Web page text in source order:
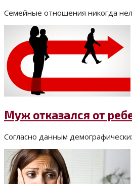
Семейные отношения никогда
Муж отказался от
Согласно данным